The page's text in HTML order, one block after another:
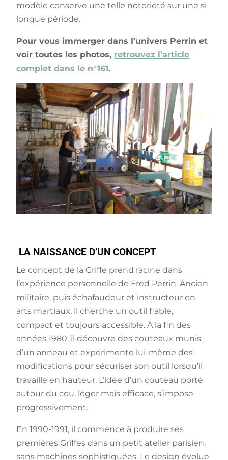
modèle conserve une telle notoriété sur une si
longue période.
Pour vous immerger dans l’univers Perrin et
voir toutes les photos, retrouvez l’article
complet dans le n°161.
LA NAISSANCE D’UN CONCEPT
Le concept de la Griffe prend racine dans
l’expérience personnelle de Fred Perrin. Ancien
militaire, puis échafaudeur et instructeur en
arts martiaux, il cherche un outil fiable,
compact et toujours accessible. À la fin des
années 1980, il découvre des couteaux munis
d’un anneau et expérimente lui-même des
modifications pour sécuriser son outil lorsqu’il
travaille en hauteur. L’idée d’un couteau porté
autour du cou, léger mais efficace, s’impose
progressivement.
En 1990-1991, il commence à produire ses
premières Griffes dans un petit atelier parisien,
sans machines sophistiquées. Le design évolue